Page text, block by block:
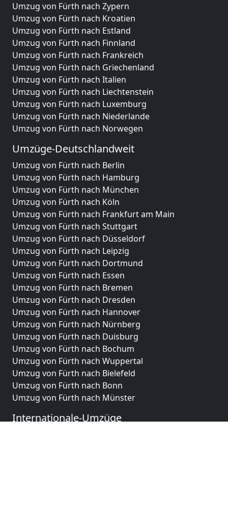
Umzug von Fürth nach Zypern
Umzug von Fürth nach Kroatien
Umzug von Fürth nach Estland
Umzug von Fürth nach Finnland
Umzug von Fürth nach Frankreich
Umzug von Fürth nach Griechenland
Umzug von Fürth nach Italien
Umzug von Fürth nach Liechtenstein
Umzug von Fürth nach Luxemburg
Umzug von Fürth nach Niederlande
Umzug von Fürth nach Norwegen
Umzüge-Deutschlandweit
Umzug von Fürth nach Berlin
Umzug von Fürth nach Hamburg
Umzug von Fürth nach München
Umzug von Fürth nach Köln
Umzug von Fürth nach Frankfurt am Main
Umzug von Fürth nach Stuttgart
Umzug von Fürth nach Düsseldorf
Umzug von Fürth nach Leipzig
Umzug von Fürth nach Dortmund
Umzug von Fürth nach Essen
Umzug von Fürth nach Bremen
Umzug von Fürth nach Dresden
Umzug von Fürth nach Hannover
Umzug von Fürth nach Nürnberg
Umzug von Fürth nach Duisburg
Umzug von Fürth nach Bochum
Umzug von Fürth nach Wuppertal
Umzug von Fürth nach Bielefeld
Umzug von Fürth nach Bonn
Umzug von Fürth nach Münster
Internationale-Umzüge